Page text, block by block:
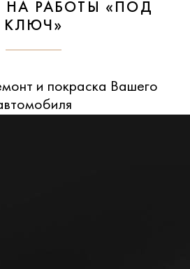
НА РАБОТЫ «ПОД
КЛЮЧ»
и покраска Вашего